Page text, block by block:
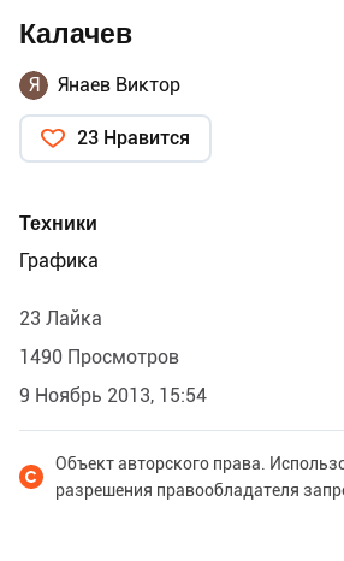
Калачев
Я Янаев Виктор
23 Нравится
Техники
Графика
23 Лайка
1490 Просмотров
9 Ноябрь 2013, 15:54
Объект авторского права.
разрешения правообладателя